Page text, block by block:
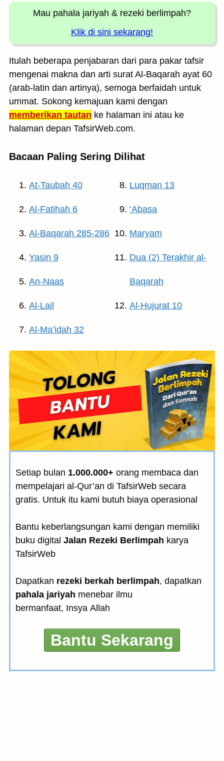
Mau pahala jariyah & rezeki berlimpah?
Klik di sini sekarang!
Itulah beberapa penjabaran dari para pakar tafsir
mengenai makna dan arti surat Al-Baqarah ayat 60
(arab-latin dan artinya), semoga berfaidah untuk
ummat. Sokong kemajuan kami dengan
memberikan tautan ke halaman ini atau ke
halaman depan TafsirWeb.com.
Bacaan Paling Sering Dilihat
At-Taubah 40
Al-Fatihah 6
Al-Baqarah 285-286
Yasin 9
An-Naas
Al-Lail
Al-Ma’idah 32
Luqman 13
‘Abasa
Maryam
Dua (2) Terakhir al-
Baqarah
Al-Hujurat 10
Setiap bulan 1.000.000+ orang membaca dan
mempelajari al-Qur’an di TafsirWeb secara
gratis. Untuk itu kami butuh biaya operasional
Bantu keberlangsungan kami dengan memiliki
buku digital Jalan Rezeki Berlimpah karya
TafsirWeb
Dapatkan rezeki berkah berlimpah, dapatkan
pahala jariyah menebar ilmu
bermanfaat, Insya Allah
Bantu Sekarang